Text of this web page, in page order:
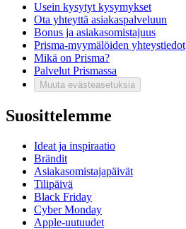
Usein kysytyt kysymykset
Ota yhteyttä asiakaspalveluun
Bonus ja asiakasomistajuus
Prisma-myymälöiden yhteystiedot
Mikä on Prisma?
Palvelut Prismassa
Muuta evästeasetuksia
Suosittelemme
Ideat ja inspiraatio
Brändit
Asiakasomistajapäivät
Tilipäivä
Black Friday
Cyber Monday
Apple-uutuudet